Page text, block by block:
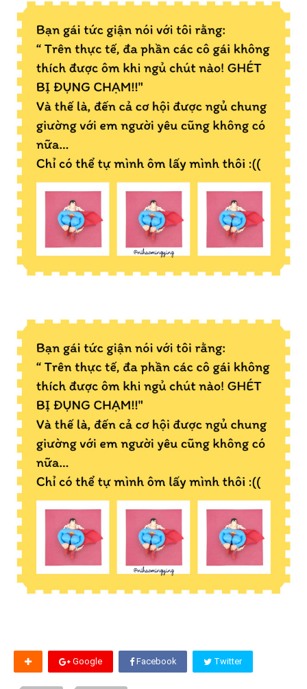
Google Facebook Twitter